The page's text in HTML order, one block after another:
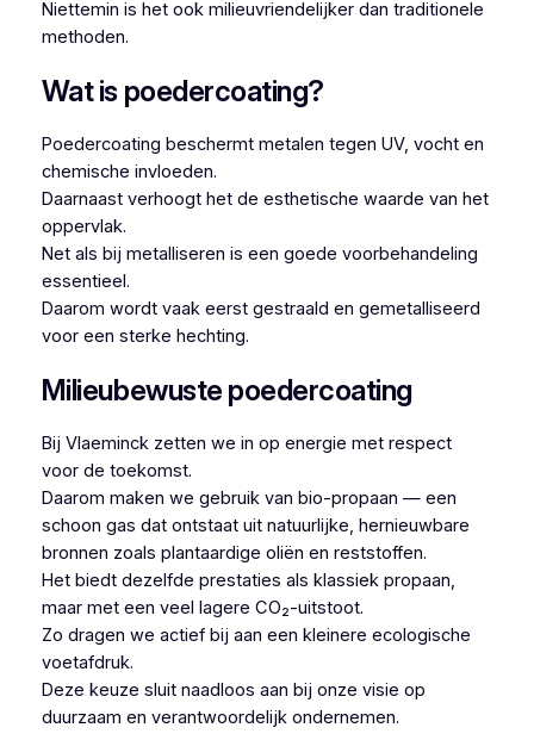
Niettemin is het ook milieuvriendelijker dan traditionele
methoden.
Wat is poedercoating?
Poedercoating beschermt metalen tegen UV, vocht en
chemische invloeden.
Daarnaast verhoogt het de esthetische waarde van het
oppervlak.
Net als bij metalliseren is een goede voorbehandeling
essentieel.
Daarom wordt vaak eerst gestraald en gemetalliseerd
voor een sterke hechting.
Milieubewuste poedercoating
Bij Vlaeminck zetten we in op energie met respect
voor de toekomst.
Daarom maken we gebruik van bio-propaan — een
schoon gas dat ontstaat uit natuurlijke, hernieuwbare
bronnen zoals plantaardige oliën en reststoffen.
Het biedt dezelfde prestaties als klassiek propaan,
maar met een veel lagere CO₂-uitstoot.
Zo dragen we actief bij aan een kleinere ecologische
voetafdruk.
Deze keuze sluit naadloos aan bij onze visie op
duurzaam en verantwoordelijk ondernemen.